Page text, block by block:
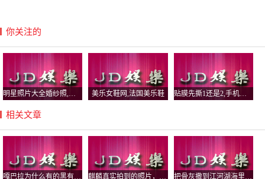
水如有意，暮禽相与还。荒城临古渡，落日满秋山。迢递嵩
高下，归来且闭关。译文：清澈的川水环绕一片草木，驾车
马徐徐而去从容悠闲。
描写惬意悠闲的诗句 采菊东篱下，悠然见南山。——陶渊
明《饮酒·其五》 沾衣欲湿杏花雨， 吹面不寒杨柳风。——
僧志南《绝句 》 云淡风轻近午天，傍花随柳过前川。
关于悠然自得的诗句赏析 有哪些形容“悠然自得”的诗句 “悠
然自得”的诗句如下： 少无适俗韵，性本爱丘山。陶渊明
《归园田居·其一》 稻花香里说丰年。听取蛙声一片。
你关注的
美乐女鞋网,法国美乐鞋 贴膜先撕1还是2,手机贴膜1和2先撕哪个
相关文章